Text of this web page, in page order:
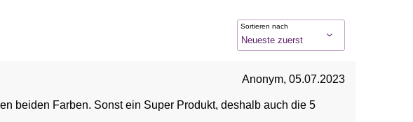
Sortieren nach
Anonym, 05.07.2023
beiden Farben. Sonst ein Super Produkt, deshalb auch die 5